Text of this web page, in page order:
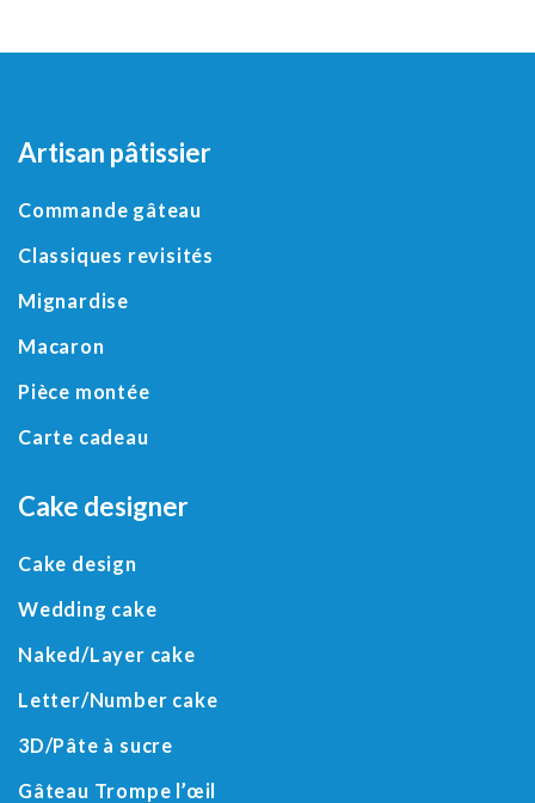
Artisan pâtissier
Commande gâteau
Classiques revisités
Mignardise
Macaron
Pièce montée
Carte cadeau
Cake designer
Cake design
Wedding cake
Naked/Layer cake
Letter/Number cake
3D/Pâte à sucre
Gâteau Trompe l’œil